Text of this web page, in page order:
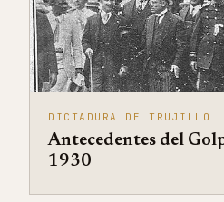
DICTADURA DE TRUJILLO
Antecedentes del
1930